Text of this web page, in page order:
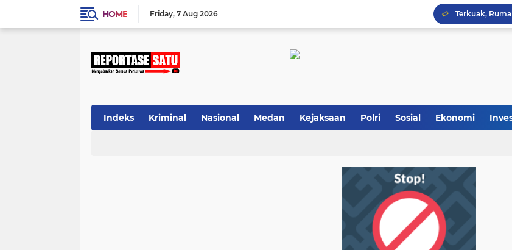
HOME Friday 7 Aug 2026
Terkuak,
Antisipasi
Indeks Kriminal Nasional Medan Kejaksaan Polri Sosial Ekonomi